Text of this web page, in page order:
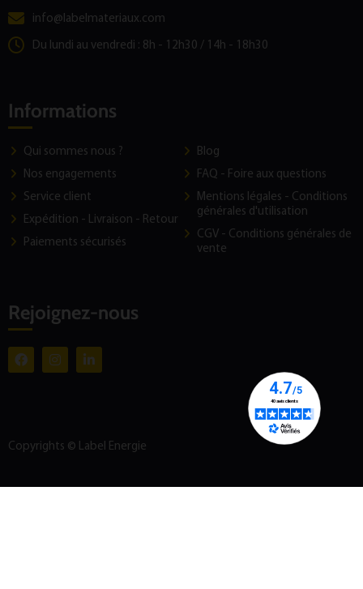
info@labelmateriaux.com
Du lundi au vendredi : 8h - 12h30 / 14h - 18h30
Informations
Qui sommes nous ?
Nos engagements
Service client
Expédition - Livraison - Retour
Paiements sécurisés
Blog
FAQ - Foire aux questions
Mentions légales - Conditions
générales d'utilisation
CGV - Conditions générales de
vente
Rejoignez-nous
Copyrights © Label Energie